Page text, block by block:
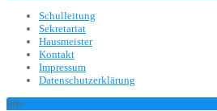
Schulleitung
Sekretariat
Hausmeister
Kontakt
Impressum
Datenschutzerklärung
Info